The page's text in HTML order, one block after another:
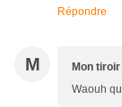
Répondre
M Mon
Waouh